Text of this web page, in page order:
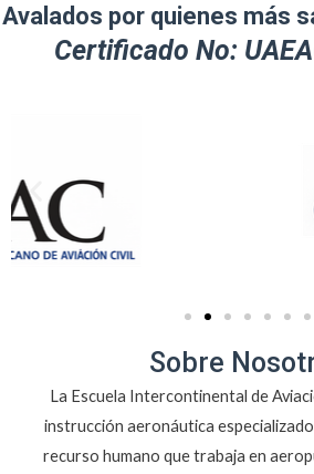
Avalados por quienes más
Certificado No:
Sobre
La Escuela Intercontinental de
instrucción aeronáutica
recurso humano que trabaja en